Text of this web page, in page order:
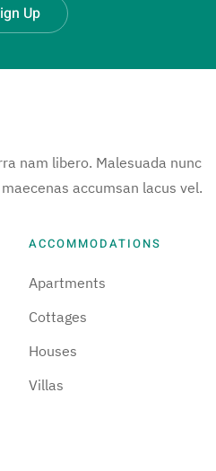
Up
nam libero. Malesuada nunc
accumsan lacus vel.
ACCOMMODATIONS
Apartments
Cottages
Houses
Villas